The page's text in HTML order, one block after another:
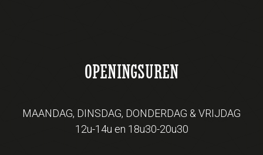
OPENINGSUREN
MAANDAG, DINSDAG, DONDERDAG & VRIJDAG
12u-14u en 18u30-20u30